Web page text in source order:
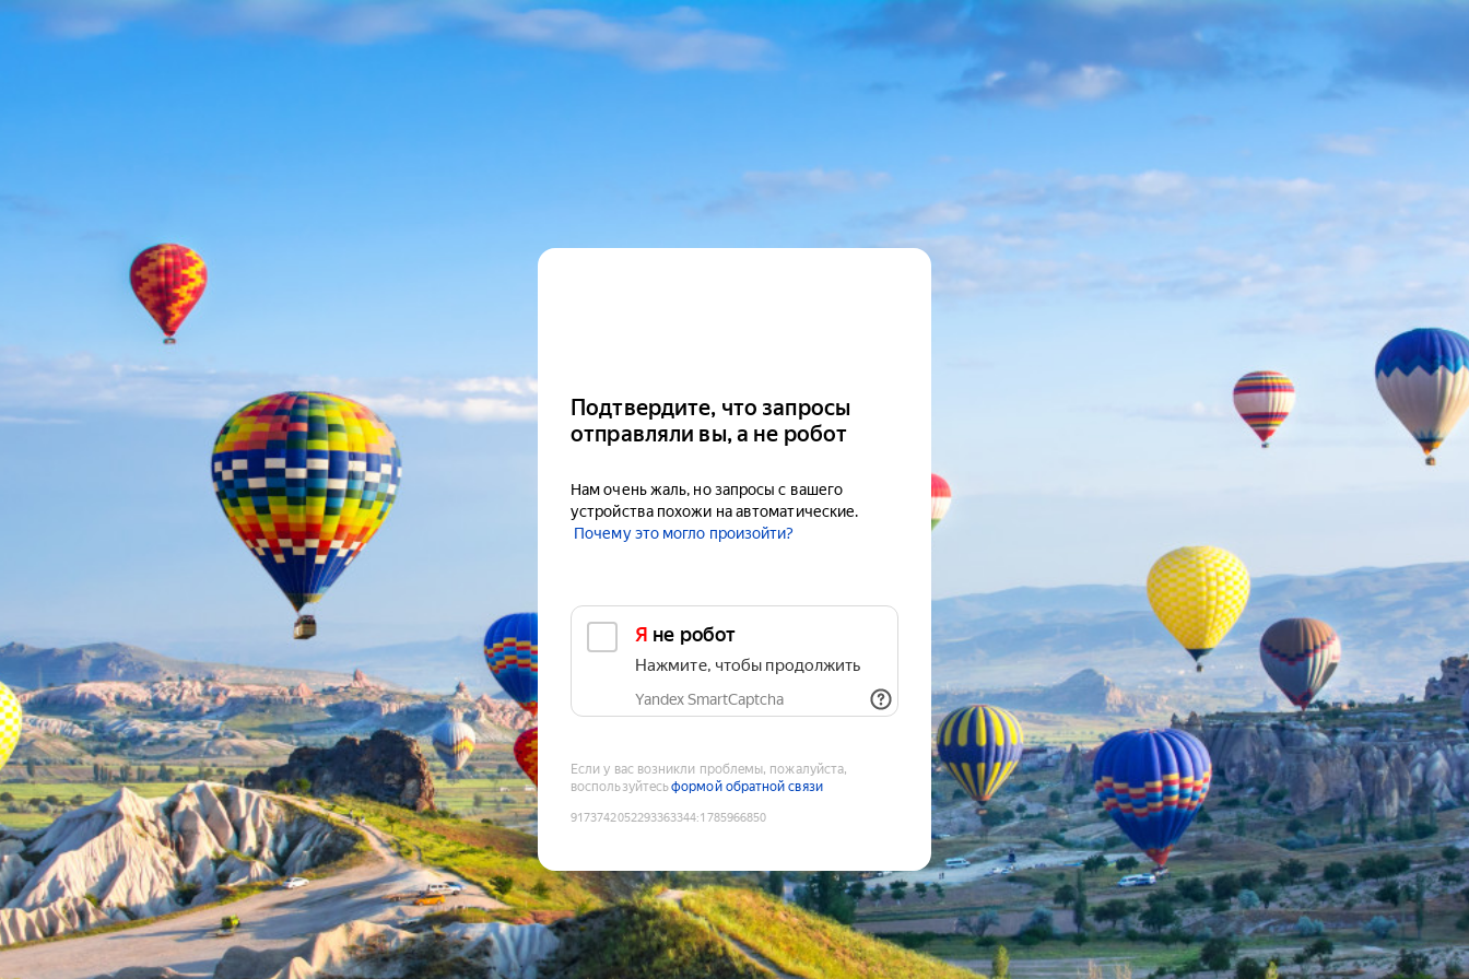
Подтвердите, что запросы
отправляли вы, а не робот
Нам очень жаль, но запросы с вашего
устройства похожи на автоматические.
Почему это могло произойти?
Я не робот
Нажмите, чтобы продолжить
Yandex SmartCaptcha
Если у вас возникли проблемы, пожалуйста,
воспользуйтесьформой обратной связи
9173742052293363344:1785966850